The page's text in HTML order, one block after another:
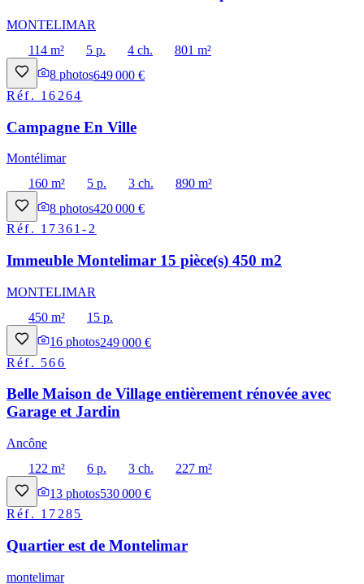
MONTELIMAR
114 m²
5 p. 4 ch.
801 m²
8 photos649 000 €
Réf. 16264
Campagne En Ville
Montélimar
160 m²
5 p. 3 ch.
890 m²
8 photos420 000 €
Réf. 17361-2
Immeuble Montelimar 15 pièce(s) 450 m2
MONTELIMAR
450 m²
15 p.
16 photos249 000 €
Réf. 566
Belle Maison de Village entièrement rénovée avec
Garage et Jardin
Ancône
122 m²
6 p. 3 ch.
227 m²
13 photos530 000 €
Réf. 17285
Quartier est de Montelimar
montelimar